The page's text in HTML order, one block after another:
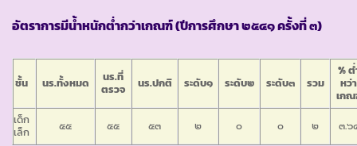
อัตราการมีน้ำหนักต่ำกว่าเกณฑ์ (ปีการศึกษา ๒๕๔๑ ครั้งที่ ๓)
ชั้น นร.ทั้งหมด
นร.ที่
ตรวจ
นร.ปกติ ระดับ๑ ระดับ๒ ระดับ๓ รวม
% ต่
หว่า
เก
เด็ก
เล็ก
๕๕ ๕๕ ๕๓ ๒ ๐ ๐ ๒ ๓.๖